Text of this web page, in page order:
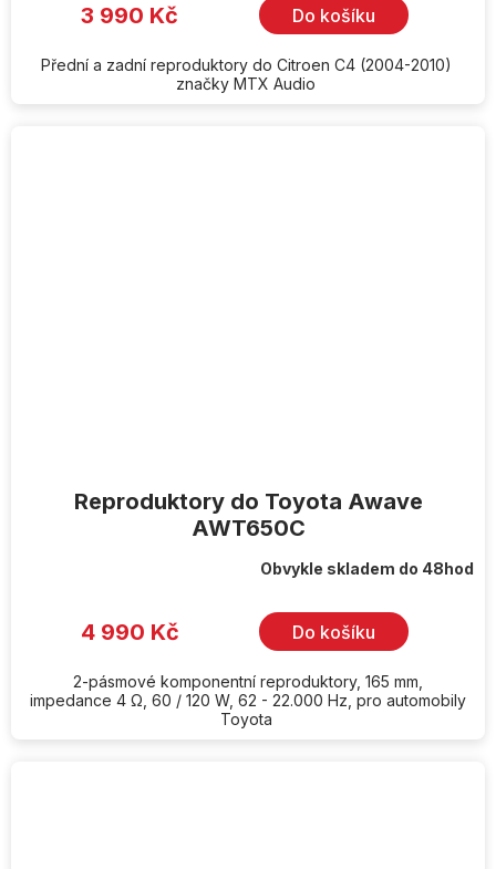
3 990 Kč Do košíku
Přední a zadní reproduktory do Citroen C4 (2004-2010)
značky MTX Audio
Reproduktory do Toyota Awave
AWT650C
Obvykle skladem do 48hod
4 990 Kč Do košíku
2-pásmové komponentní reproduktory, 165 mm,
impedance 4 Ω, 60 / 120 W, 62 - 22.000 Hz, pro automobily
Toyota